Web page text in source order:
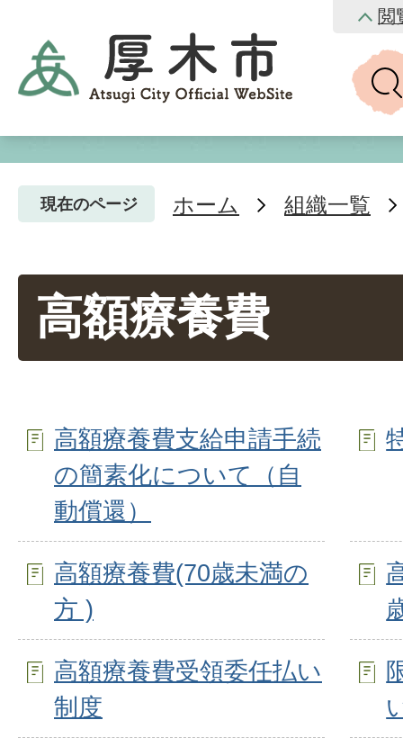
閲
現在のページ ホーム 組織一覧
高額療養費
高額療養費支給申請手続
の簡素化について（自
動償還）
高額療養費(70歳未満の
方 )
高額療養費受領委任払い
制度